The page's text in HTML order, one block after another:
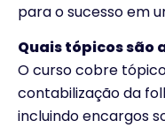
para o sucesso em
Quais tópicos são
O curso cobre
contabilização da
incluindo encargos